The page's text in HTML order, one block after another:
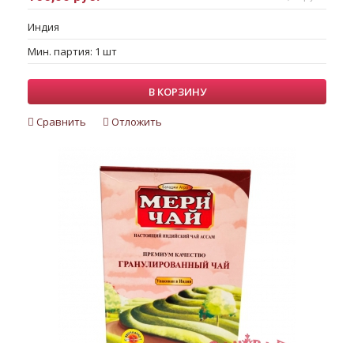
Индия
Мин. партия: 1 шт
В КОРЗИНУ
Сравнить Отложить